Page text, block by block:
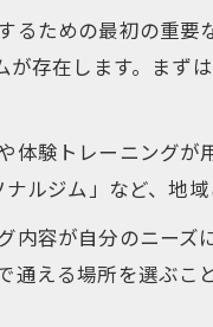
ンセリング内容から
ーソナルジム継続のコ
理なく続くパーソナ
ンセリングを活かし
るための最初の重
存在します。ま
体験トレーニング
ルジム」など、地
内容が自分のニー
通える場所を選ぶ